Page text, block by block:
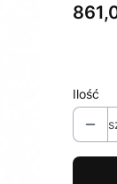
Cena
Ilość